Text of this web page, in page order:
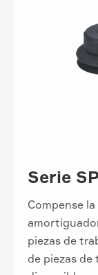
Serie
Compense
piezas de
de piezas